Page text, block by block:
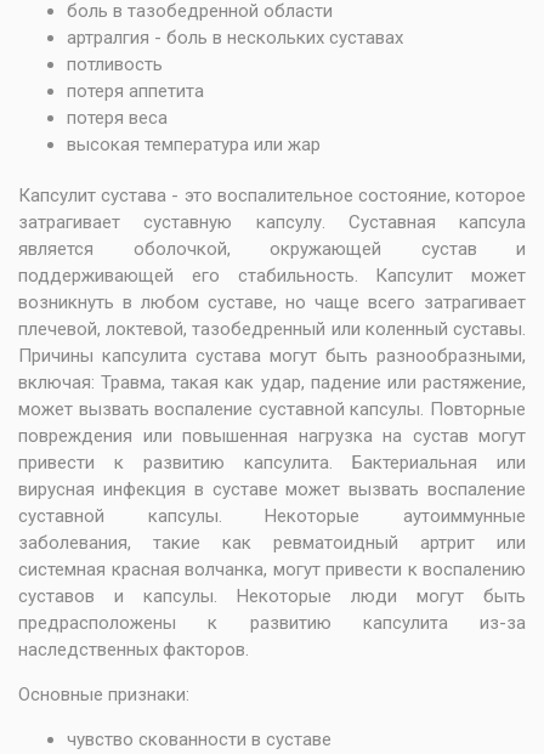
боль в тазобедренной области
артралгия - боль в нескольких суставах
потливость
потеря аппетита
потеря веса
высокая температура или жар
Капсулит сустава - это воспалительное состояние, которое
затрагивает суставную капсулу. Суставная капсула
является оболочкой, окружающей сустав и
поддерживающей его стабильность. Капсулит может
возникнуть в любом суставе, но чаще всего затрагивает
плечевой, локтевой, тазобедренный или коленный суставы.
Причины капсулита сустава могут быть разнообразными,
включая: Травма, такая как удар, падение или растяжение,
может вызвать воспаление суставной капсулы. Повторные
повреждения или повышенная нагрузка на сустав могут
привести к развитию капсулита. Бактериальная или
вирусная инфекция в суставе может вызвать воспаление
суставной капсулы. Некоторые аутоиммунные
заболевания, такие как ревматоидный артрит или
системная красная волчанка, могут привести к воспалению
суставов и капсулы. Некоторые люди могут быть
предрасположены к развитию капсулита из-за
наследственных факторов.
Основные признаки:
чувство скованности в суставе